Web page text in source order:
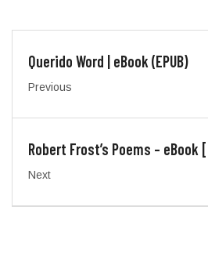
Querido Word | eBook (EPUB)
Previous
Robert Frost’s Poems – eBook
Next